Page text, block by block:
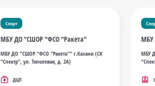
Спорт
МБУ ДО "СШОР "ФСО "Ракета"
МБУ ДО "СШОР "ФСО "Ракета"" г.Казани (СК
"Спектр", ул. Тополевая, д. 2А)
ДЦП
МБУ
МБУ